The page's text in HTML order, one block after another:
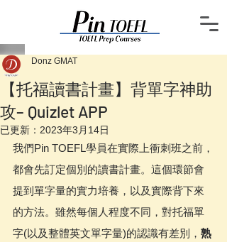
【托福讀書計畫】背單字神助
攻– Quizlet APP
Donz GMAT
已更新： 2023年3月14日
我們Pin TOEFL學員在實際上衝刺班之前，
都會先訂定個別的讀書計畫。這個環節會
提到單字量的實力培養，以及實際背下來
的方法。雖然每個人程度不同，對托福單
字(以及整體英文單字量)的認識有差別， 熟